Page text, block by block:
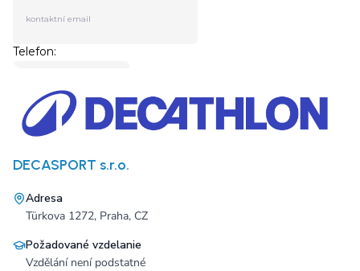
DECASPORT s.r.o.
Adresa
Türkova 1272, Praha, CZ
Požadované vzdelanie
Vzdělání není podstatné